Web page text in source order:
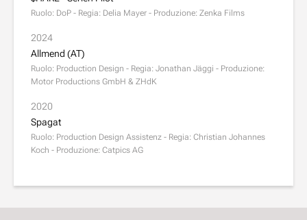
Ruolo: DoP - Regia: Delia Mayer - Produzione: Zenka Films
2024
Allmend (AT)
Ruolo: Production Design - Regia: Jonathan Jäggi - Produzione:
Motor Productions GmbH & ZHdK
2020
Spagat
Ruolo: Production Design Assistenz - Regia: Christian Johannes
Koch - Produzione: Catpics AG